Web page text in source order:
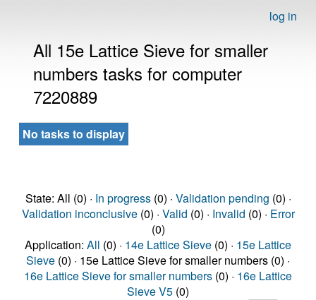
log in
All 15e Lattice Sieve for smaller
numbers tasks for computer
7220889
No tasks to display
State: All (0) · In progress(0) · Validation pending (0) ·
Validation inconclusive(0) · Valid (0) · Invalid (0) · Error
(0)
Application: All (0) · 14e Lattice Sieve (0) · 15e Lattice
Sieve (0) · 15e Lattice Sieve for smaller numbers (0) ·
16e Lattice Sieve for smaller numbers (0) · 16e Lattice
Sieve V5 (0)